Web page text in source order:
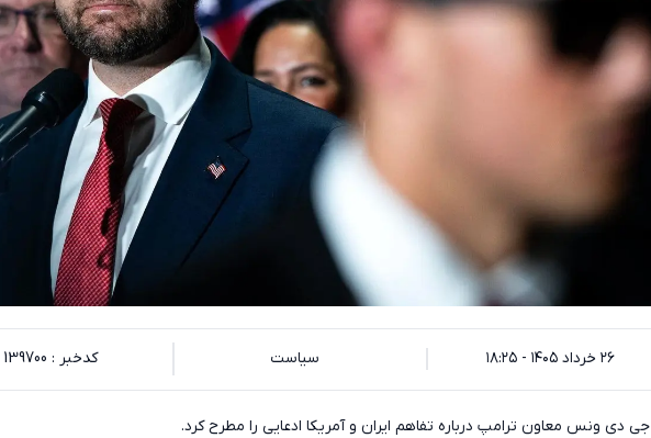
۲۶ خرداد ۱۴۰۵ - ۱۸:۲۵ سیاست کدخبر : 139700
جی دی ونس معاون ترامپ درباره تفاهم ایران و آمریکا ادعایی را مطرح کرد.